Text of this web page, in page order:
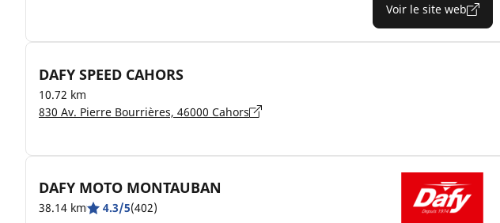
Voir le site web
DAFY SPEED CAHORS
10.72 km
830 Av. Pierre Bourrières, 46000 Cahors
DAFY MOTO MONTAUBAN
38.14 km 4.3/5(402)